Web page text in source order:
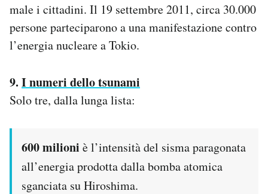
male i cittadini. Il 19 settembre 2011, circa 30.000
persone parteciparono a una manifestazione contro
l’energia nucleare a Tokio.
9. I numeri dello tsunami
Solo tre, dalla lunga lista:
600 milioni è l’intensità del sisma paragonata
all’energia prodotta dalla bomba atomica
sganciata su Hiroshima.